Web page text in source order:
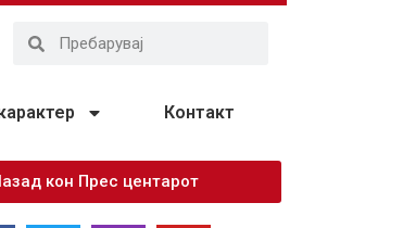
Контакт
кон Прес центарот